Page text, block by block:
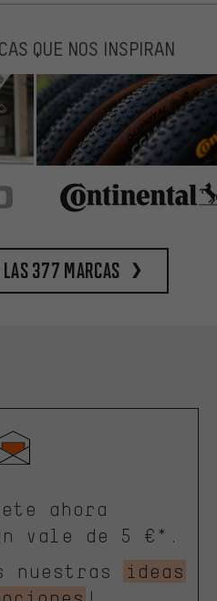
QUE NOS INSPIRAN
377 marcas
ahora
vale de 5 €*.
nuestras
ideas